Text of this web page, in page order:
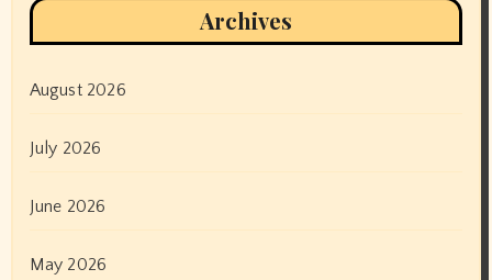
Archives
August 2026
July 2026
June 2026
May 2026